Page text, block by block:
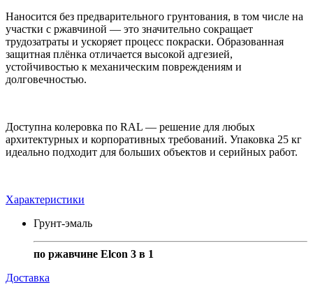
Наносится без предварительного грунтования, в том числе на
участки с ржавчиной — это значительно сокращает
трудозатраты и ускоряет процесс покраски. Образованная
защитная плёнка отличается высокой адгезией,
устойчивостью к механическим повреждениям и
долговечностью.
Доступна колеровка по RAL — решение для любых
архитектурных и корпоративных требований. Упаковка 25 кг
идеально подходит для больших объектов и серийных работ.
Характеристики
Грунт-эмаль
по ржавчине Elcon 3 в 1
Доставка